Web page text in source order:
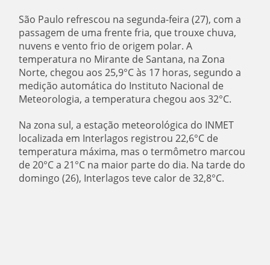
São Paulo refrescou na segunda-feira (27), com a
passagem de uma frente fria, que trouxe chuva,
nuvens e vento frio de origem polar. A
temperatura no Mirante de Santana, na Zona
Norte, chegou aos 25,9°C às 17 horas, segundo a
medição automática do Instituto Nacional de
Meteorologia, a temperatura chegou aos 32°C.
Na zona sul, a estação meteorológica do INMET
localizada em Interlagos registrou 22,6°C de
temperatura máxima, mas o termômetro marcou
de 20°C a 21°C na maior parte do dia. Na tarde do
domingo (26), Interlagos teve calor de 32,8°C.